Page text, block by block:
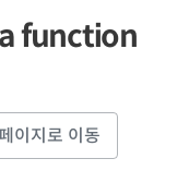
function
이지로 이동